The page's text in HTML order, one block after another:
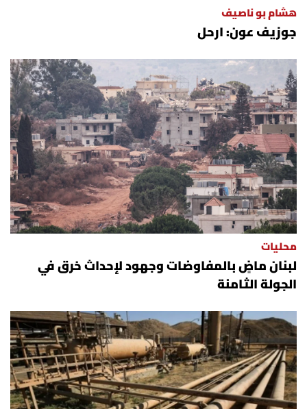
هشام بو ناصيف
جوزيف عون: ارحل
محليات
لبنان ماضٍ بالمفاوضات وجهود لإحداث خرق في
الجولة الثامنة